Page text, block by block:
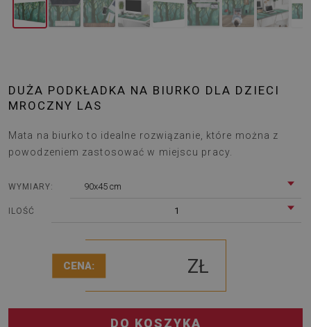
DUŻA PODKŁADKA NA BIURKO DLA DZIECI
MROCZNY LAS
Mata na biurko to idealne rozwiązanie, które można z
powodzeniem zastosować w miejscu pracy.
WYMIARY: 90x45 cm
ILOŚĆ 1
CENA: ZŁ
DO KOSZYKA